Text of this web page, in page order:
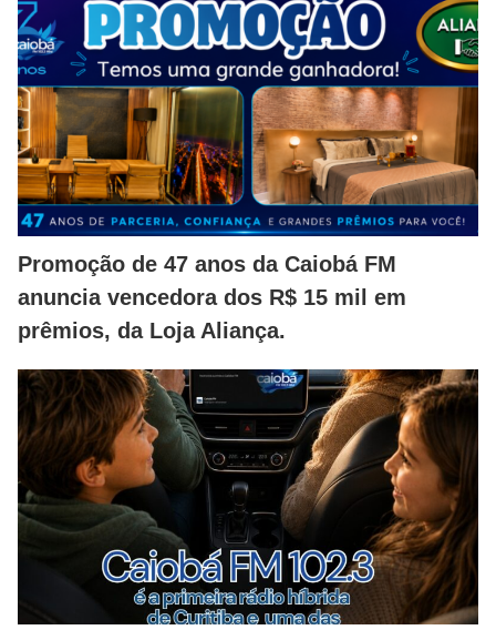
Promoção de 47 anos da Caiobá FM
anuncia vencedora dos R$ 15 mil em
prêmios, da Loja Aliança.